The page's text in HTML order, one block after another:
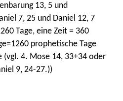
13, 5 und
7, 25 und Daniel 12, 7
Tage, eine Zeit = 360
prophetische Tage
(vgl. 4. Mose 14, 33+34 oder
9, 24-27.))